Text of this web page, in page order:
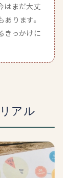
はまだ大丈
ります。
きっかけに
アル